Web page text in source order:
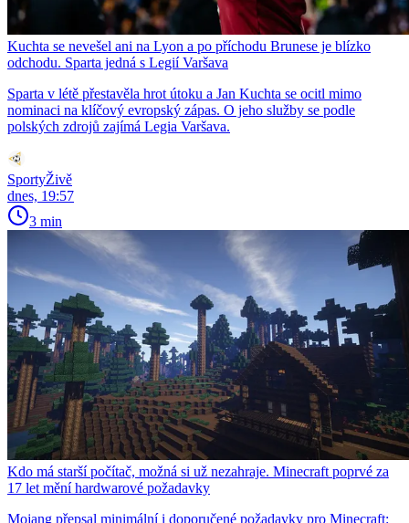
Kuchta se nevešel ani na Lyon a po příchodu Brunese je blízko
odchodu. Sparta jedná s Legií Varšava
Sparta v létě přestavěla hrot útoku a Jan Kuchta se ocitl mimo
nominaci na klíčový evropský zápas. O jeho služby se podle
polských zdrojů zajímá Legia Varšava.
SportyŽivě
dnes, 19:57
3 min
Kdo má starší počítač, možná si už nezahraje. Minecraft poprvé za
17 let mění hardwarové požadavky
Mojang přepsal minimální i doporučené požadavky pro Minecraft: